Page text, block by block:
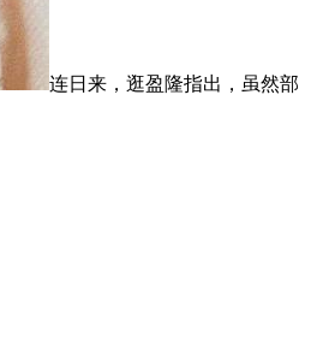
连日来，逛盈隆指出，虽然部